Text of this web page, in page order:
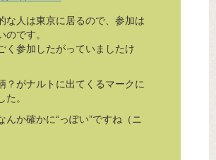
な人は東京に居るので、参加は
のです。
く参加したがっていましたけ
？がナルトに出てくるマークに
た。
んか確かに“っぽい”ですね（ニ